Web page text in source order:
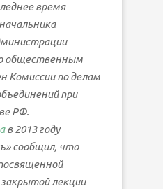
время
общественным
Комиссии по делам
при
РФ.
в 2013 году
сообщил, что
лекции